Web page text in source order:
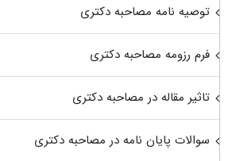
توصیه نامه مصاحبه دکتری
فرم رزومه مصاحبه دکتری
تاثیر مقاله در مصاحبه دکتری
سوالات پایان نامه در مصاحبه دکتری